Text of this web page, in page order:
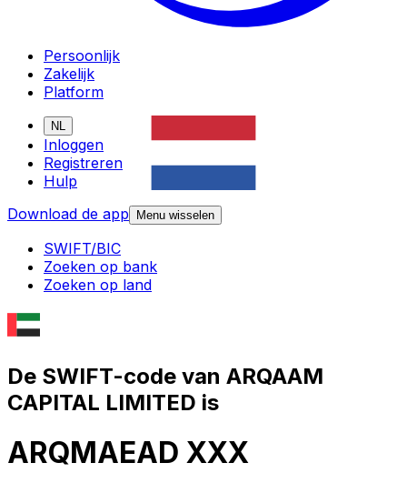
Persoonlijk
Zakelijk
Platform
NL
Inloggen
Registreren
Hulp
Download de app
Menu wisselen
SWIFT/BIC
Zoeken op bank
Zoeken op land
De SWIFT-code van ARQAAM
CAPITAL LIMITED is
ARQMAEAD XXX